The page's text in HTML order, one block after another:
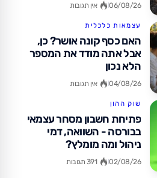
06/08/26 אין תגובות
עצמאות כלכלית
האם כסף קונה אושר? כן,
אבל אתה מודד את המספר
הלא נכון
04/08/26 אין תגובות
שוק ההון
פתיחת חשבון מסחר עצמאי
בבורסה - השוואה, דמי
ניהול ומה מומלץ?
02/08/26 391 תגובות